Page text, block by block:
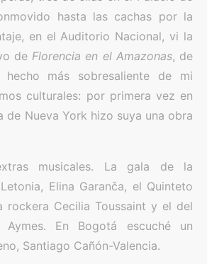
hasta las cachas por la
en el Auditorio Nacional, vi la
de Florencia en el Amazonas, de
hecho más sobresaliente de mi
culturales: por primera vez en
de Nueva York hizo suya una obra
musicales. La gala de la
Elina Garanča, el Quinteto
rockera Cecilia Toussaint y el del
Aymes. En Bogotá escuché un
Santiago Cañón-Valencia.